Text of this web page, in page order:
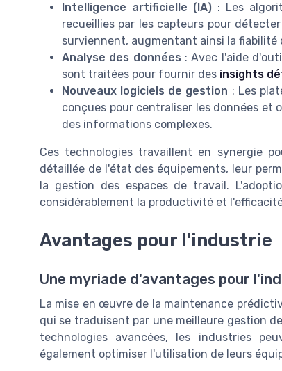
Intelligence artificielle (IA): Les
recueillies par les capteurs pour
surviennent, augmentant ainsi la fiabilité
Analyse des données : Avec l'aide
sont traitées pour fournir des insights
Nouveaux logiciels de gestion : Les
conçues pour centraliser les données
des informations complexes.
Ces technologies travaillent en synergie
détaillée de l'état des équipements, leur
la gestion des espaces de travail.
considérablement la productivité et
Avantages pour l'industrie
Une myriade d'avantages pour
La mise en œuvre de la maintenance
qui se traduisent par une meilleure gestion
technologies avancées, les industries
également optimiser l'utilisation de leurs